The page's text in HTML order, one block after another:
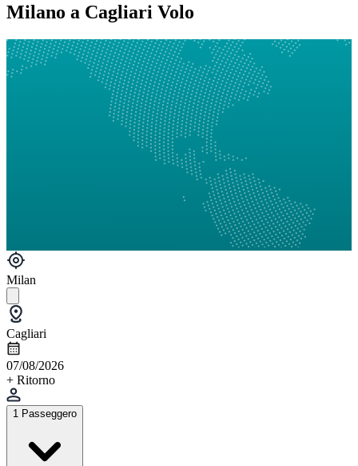
Milano a Cagliari Volo
Milan
Cagliari
07/08/2026
+ Ritorno
1 Passeggero